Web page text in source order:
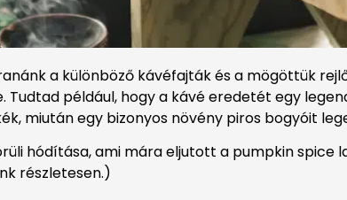
a különböző kávéfajták és a mögöttük
például, hogy a kávé eredetét egy
miután egy bizonyos növény piros bogyóit
hódítása, ami mára eljutott a pumpkin
részletesen.)